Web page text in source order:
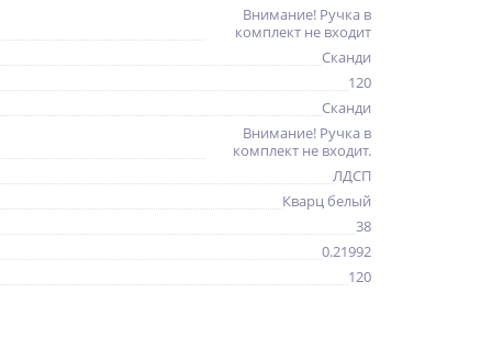
Внимание! Ручка в
комплект не входит
Сканди
120
Сканди
Внимание! Ручка в
комплект не входит.
ЛДСП
Кварц белый
38
0.21992
120